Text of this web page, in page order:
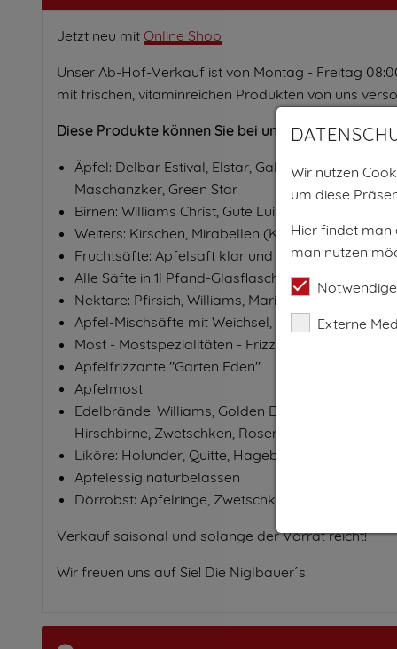
Jetzt neu mit Online Shop
Unser Ab-Hof-Verkauf ist von Montag - Freitag
mit frischen, vitaminreichen Produkten von uns
Diese Produkte können Sie bei uns erwerben:
Äpfel: Delbar Estival, Elstar, Gala, Kronprinz
Maschanzker, Green Star
Birnen: Williams Christ, Gute Luise, Kaiser
Weiters: Kirschen, Mirabellen (Kriecherln),
Fruchtsäfte: Apfelsaft klar und naturtrüb
Alle Säfte in 1l Pfand-Glasflasche oder in der
Nektare: Pfirsich, Williams, Marille
Apfel-Mischsäfte mit Weichsel, Johannisbeer,
Most - Mostspezialitäten - Frizzante: Apfelweine:
Apfelfrizzante "Garten Eden"
Apfelmost
Edelbrände: Williams, Golden Delicious,
Hirschbirne, Zwetschken, Rosenapfel, Eisapfel,
Liköre: Holunder, Quitte, Hagebutte, Brombeer,
Apfelessig naturbelassen
Dörrobst: Apfelringe, Zwetschken, Birnen (Kletzen)
Verkauf saisonal und solange der Vorrat reicht!
Wir freuen uns auf Sie! Die Niglbauer´s!
Wir nutzen
um diese
Hier findet man
man nutzen
Externe